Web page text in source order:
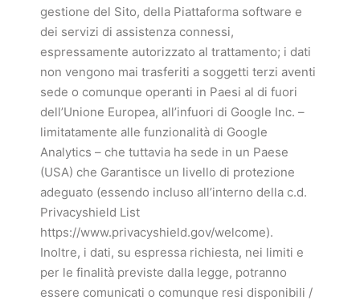
gestione del Sito, della Piattaforma software e
dei servizi di assistenza connessi,
espressamente autorizzato al trattamento; i dati
non vengono mai trasferiti a soggetti terzi aventi
sede o comunque operanti in Paesi al di fuori
dell’Unione Europea, all’infuori di Google Inc. –
limitatamente alle funzionalità di Google
Analytics – che tuttavia ha sede in un Paese
(USA) che Garantisce un livello di protezione
adeguato (essendo incluso all’interno della c.d.
Privacyshield List
https://www.privacyshield.gov/welcome).
Inoltre, i dati, su espressa richiesta, nei limiti e
per le finalità previste dalla legge, potranno
essere comunicati o comunque resi disponibili /